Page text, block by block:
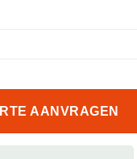
AANVRAGEN